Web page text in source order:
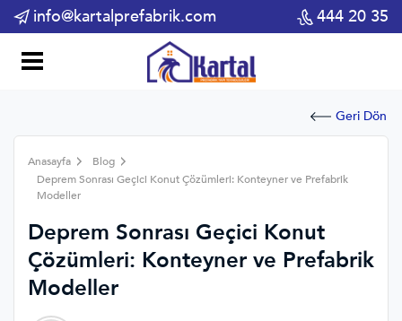
info@kartalprefabrik.com 444 20 35
Geri Dön
Anasayfa
Blog
Deprem Sonrası Geçici Konut Çözümleri: Konteyner ve Prefabrik
Modeller
Deprem Sonrası Geçici Konut
Çözümleri: Konteyner ve Prefabrik
Modeller